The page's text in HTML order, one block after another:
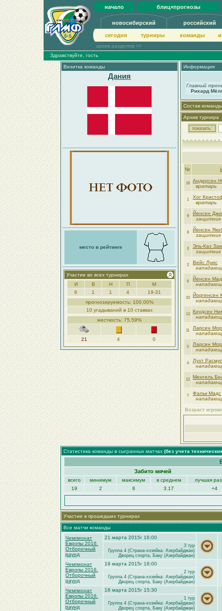
начало блиц×прогнозы
новосибирский российский
сегодня турниры команды
архив разделов >>
Здравствуйте, гость
Визитка команды
Дания
место в рейтинге
Участие во всех турнирах
И
В Н П
М
6
1 1 4
19-31
прогнозируемость: 100.00%
10 угадываний в 10 ставках
жесткость: 75.59%
21 4 0
Информация
Главный
Рихард
Состав команды
Архив турнира
№
16
Андерсен
вратарь
1
Хог
вратарь
9
Йенсен
защитник
8
Йенсен
защитник
3
Эль-Каз
защитник
2
Вейс Луис
6
Йенсен
10
Йоргенсен
13
Кнудсен
11
Ларсен
5
Ларсен
4
Лухт Расмус
12
Менгель
7
Фальк Мадс
Возраст
Статистика команды в сыгранных матчах (без учета
Забито мячей
всего минимум максимум в среднем
лучшая
19
2 8 3.17 +4
Участие в прошедших турнирах
Все матчи команды
Чемпионат
Европы 2016.
Отборочный
раунд
21 марта 2015г 16:00
3 тур
Группа 4 (Страна-хозяйка: Азербайджан)
Дворец спорта, Баку (Азербайджан)
Чемпионат
Европы 2016.
Отборочный
раунд
19 марта 2015г 18:00
2 тур
Группа 4 (Страна-хозяйка: Азербайджан)
Дворец спорта, Баку (Азербайджан)
Чемпионат
Европы 2016.
Отборочный
раунд
18 марта 2015г 15:30
1 тур
Группа 4 (Страна-хозяйка: Азербайджан)
Дворец спорта, Баку (Азербайджан)